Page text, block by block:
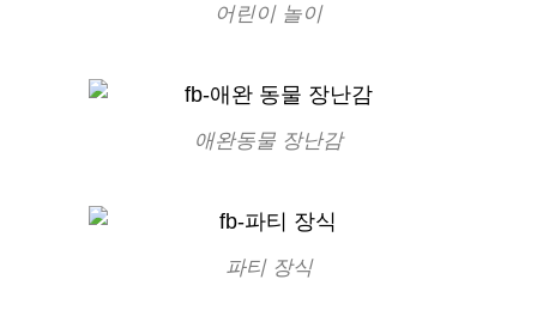
어린이 놀이
애완동물 장난감
파티 장식